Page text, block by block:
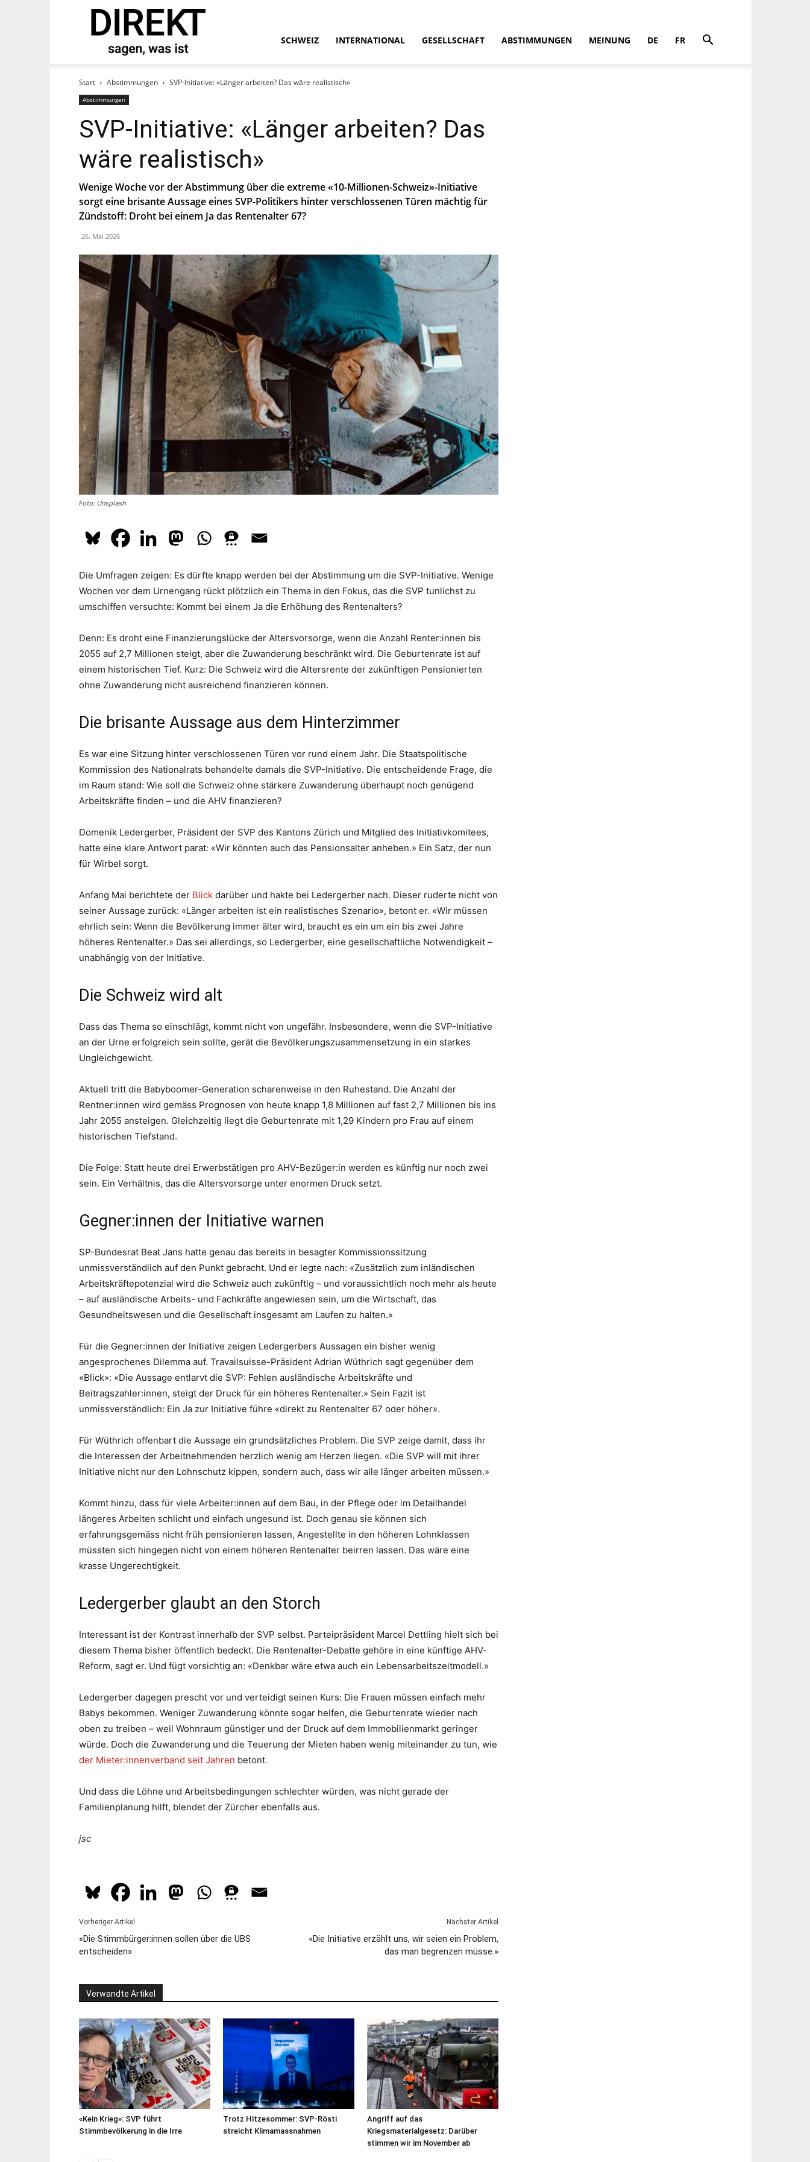
SCHWEIZ INTERNATIONAL GESELLSCHAFT ABSTIMMUNGEN MEINUNG DE FR
Start Abstimmungen SVP-Initiative: «Länger arbeiten? Das wäre realistisch»
Abstimmungen
SVP-Initiative: «Länger arbeiten? Das
wäre realistisch»
Wenige Woche vor der Abstimmung über die extreme «10-Millionen-Schweiz»-Initiative
sorgt eine brisante Aussage eines SVP-Politikers hinter verschlossenen Türen mächtig für
Zündstoff: Droht bei einem Ja das Rentenalter 67?
26. Mai 2026
Foto: Unsplash
Die Umfragen zeigen: Es dürfte knapp werden bei der Abstimmung um die SVP-Initiative. Wenige
Wochen vor dem Urnengang rückt plötzlich ein Thema in den Fokus, das die SVP tunlichst zu
umschiffen versuchte: Kommt bei einem Ja die Erhöhung des Rentenalters?
Denn: Es droht eine Finanzierungslücke der Altersvorsorge, wenn die Anzahl Renter:innen bis
2055 auf 2,7 Millionen steigt, aber die Zuwanderung beschränkt wird. Die Geburtenrate ist auf
einem historischen Tief. Kurz: Die Schweiz wird die Altersrente der zukünftigen Pensionierten
ohne Zuwanderung nicht ausreichend finanzieren können.
Die brisante Aussage aus dem Hinterzimmer
Es war eine Sitzung hinter verschlossenen Türen vor rund einem Jahr. Die Staatspolitische
Kommission des Nationalrats behandelte damals die SVP-Initiative. Die entscheidende Frage, die
im Raum stand: Wie soll die Schweiz ohne stärkere Zuwanderung überhaupt noch genügend
Arbeitskräfte finden – und die AHV finanzieren?
Domenik Ledergerber, Präsident der SVP des Kantons Zürich und Mitglied des Initiativkomitees,
hatte eine klare Antwort parat: «Wir könnten auch das Pensionsalter anheben.» Ein Satz, der nun
für Wirbel sorgt.
Anfang Mai berichtete der Blickdarüber und hakte bei Ledergerber nach. Dieser ruderte nicht von
seiner Aussage zurück: «Länger arbeiten ist ein realistisches Szenario», betont er. «Wir müssen
ehrlich sein: Wenn die Bevölkerung immer älter wird, braucht es ein um ein bis zwei Jahre
höheres Rentenalter.» Das sei allerdings, so Ledergerber, eine gesellschaftliche Notwendigkeit –
unabhängig von der Initiative.
Die Schweiz wird alt
Dass das Thema so einschlägt, kommt nicht von ungefähr. Insbesondere, wenn die SVP-Initiative
an der Urne erfolgreich sein sollte, gerät die Bevölkerungszusammensetzung in ein starkes
Ungleichgewicht.
Aktuell tritt die Babyboomer-Generation scharenweise in den Ruhestand. Die Anzahl der
Rentner:innen wird gemäss Prognosen von heute knapp 1,8 Millionen auf fast 2,7 Millionen bis ins
Jahr 2055 ansteigen. Gleichzeitig liegt die Geburtenrate mit 1,29 Kindern pro Frau auf einem
historischen Tiefstand.
Die Folge: Statt heute drei Erwerbstätigen pro AHV-Bezüger:in werden es künftig nur noch zwei
sein. Ein Verhältnis, das die Altersvorsorge unter enormen Druck setzt.
Gegner:innen der Initiative warnen
SP-Bundesrat Beat Jans hatte genau das bereits in besagter Kommissionssitzung
unmissverständlich auf den Punkt gebracht. Und er legte nach: «Zusätzlich zum inländischen
Arbeitskräftepotenzial wird die Schweiz auch zukünftig – und voraussichtlich noch mehr als heute
– auf ausländische Arbeits- und Fachkräfte angewiesen sein, um die Wirtschaft, das
Gesundheitswesen und die Gesellschaft insgesamt am Laufen zu halten.»
Für die Gegner:innen der Initiative zeigen Ledergerbers Aussagen ein bisher wenig
angesprochenes Dilemma auf. Travailsuisse-Präsident Adrian Wüthrich sagt gegenüber dem
«Blick»: «Die Aussage entlarvt die SVP: Fehlen ausländische Arbeitskräfte und
Beitragszahler:innen, steigt der Druck für ein höheres Rentenalter.» Sein Fazit ist
unmissverständlich: Ein Ja zur Initiative führe «direkt zu Rentenalter 67 oder höher».
Für Wüthrich offenbart die Aussage ein grundsätzliches Problem. Die SVP zeige damit, dass ihr
die Interessen der Arbeitnehmenden herzlich wenig am Herzen liegen. «Die SVP will mit ihrer
Initiative nicht nur den Lohnschutz kippen, sondern auch, dass wir alle länger arbeiten müssen.»
Kommt hinzu, dass für viele Arbeiter:innen auf dem Bau, in der Pflege oder im Detailhandel
längeres Arbeiten schlicht und einfach ungesund ist. Doch genau sie können sich
erfahrungsgemäss nicht früh pensionieren lassen, Angestellte in den höheren Lohnklassen
müssten sich hingegen nicht von einem höheren Rentenalter beirren lassen. Das wäre eine
krasse Ungerechtigkeit.
Ledergerber glaubt an den Storch
Interessant ist der Kontrast innerhalb der SVP selbst. Parteipräsident Marcel Dettling hielt sich bei
diesem Thema bisher öffentlich bedeckt. Die Rentenalter-Debatte gehöre in eine künftige AHV-
Reform, sagt er. Und fügt vorsichtig an: «Denkbar wäre etwa auch ein Lebensarbeitszeitmodell.»
Ledergerber dagegen prescht vor und verteidigt seinen Kurs: Die Frauen müssen einfach mehr
Babys bekommen. Weniger Zuwanderung könnte sogar helfen, die Geburtenrate wieder nach
oben zu treiben – weil Wohnraum günstiger und der Druck auf dem Immobilienmarkt geringer
würde. Doch die Zuwanderung und die Teuerung der Mieten haben wenig miteinander zu tun, wie
der Mieter:innenverband seit Jahren betont.
Und dass die Löhne und Arbeitsbedingungen schlechter würden, was nicht gerade der
Familienplanung hilft, blendet der Zürcher ebenfalls aus.
jsc
Vorheriger Artikel
«Die Stimmbürger:innen sollen über die UBS
entscheiden»
Nächster Artikel
«Die Initiative erzählt uns, wir seien ein Problem,
das man begrenzen müsse.»
Verwandte Artikel
«Kein Krieg»: SVP führt
Stimmbevölkerung in die Irre
Trotz Hitzesommer: SVP-Rösti
streicht Klimamassnahmen
Angriff auf das
Kriegsmaterialgesetz: Darüber
stimmen wir im November ab
und abonnieren Sie